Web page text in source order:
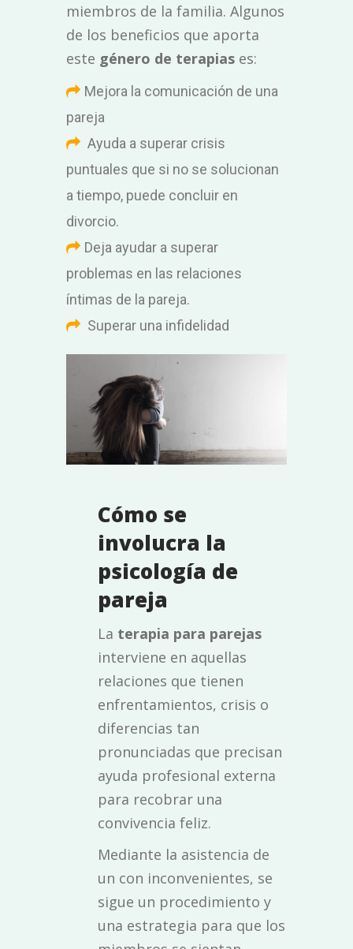
miembros de la familia. Algunos
de los beneficios que aporta
este género de terapias es:
Mejora la comunicación de una
pareja
Ayuda a superar crisis
puntuales que si no se solucionan
a tiempo, puede concluir en
divorcio.
Deja ayudar a superar
problemas en las relaciones
íntimas de la pareja.
Superar una infidelidad
Cómo se
involucra la
psicología de
pareja
La terapia para parejas
interviene en aquellas
relaciones que tienen
enfrentamientos, crisis o
diferencias tan
pronunciadas que precisan
ayuda profesional externa
para recobrar una
convivencia feliz.
Mediante la asistencia de
un con inconvenientes, se
sigue un procedimiento y
una estrategia para que los